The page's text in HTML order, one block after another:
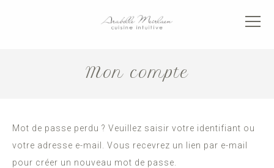
Mon compte
Mot de passe perdu ? Veuillez saisir votre identifiant ou
votre adresse e-mail. Vous recevrez un lien par e-mail
pour créer un nouveau mot de passe.